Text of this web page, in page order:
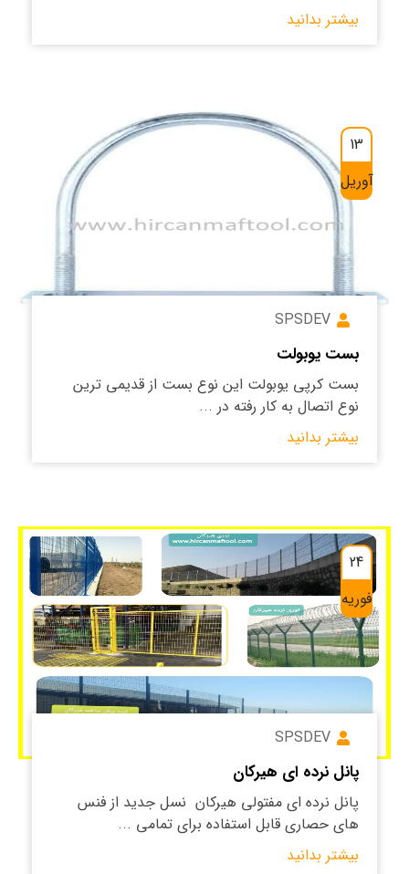
بیشتر بدانید
13
آوریل
SPSDEV
بست یوبولت
بست کرپی یوبولت این نوع بست از قدیمی ترین
نوع اتصال به کار رفته در ...
بیشتر بدانید
24
فوریه
SPSDEV
پانل نرده ای هیرکان
پانل نرده ای مفتولی هیرکان نسل جدید از فنس
های حصاری قابل استفاده برای تمامی ...
بیشتر بدانید